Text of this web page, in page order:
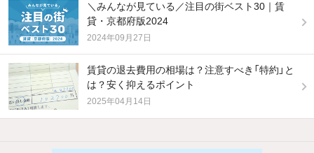
＼みんなが見ている／注目の街ベスト30｜賃
貸・京都府版2024
2024年09月27日
賃貸の退去費用の相場は？注意すべき「特約」と
は？安く抑えるポイント
2025年04月14日
他の人はこんな条件で絞り込んでいます！